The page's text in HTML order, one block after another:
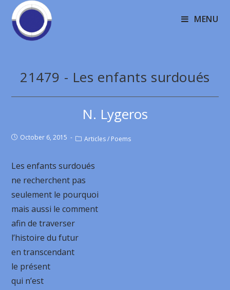
MENU
21479 - Les enfants surdoués
N. Lygeros
October 6, 2015 Articles / Poems
Les enfants surdoués
ne recherchent pas
seulement le pourquoi
mais aussi le comment
afin de traverser
l’histoire du futur
en transcendant
le présent
qui n’est